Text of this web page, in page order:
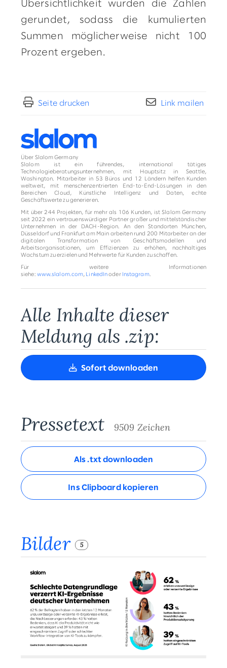
Übersichtlichkeit wurden die Zahlen
gerundet, sodass die kumulierten
Summen möglicherweise nicht 100
Prozent ergeben.
Seite drucken Link mailen
Über Slalom Germany
Slalom ist ein führendes, international tätiges
Technologieberatungsunternehmen, mit Hauptsitz in Seattle,
Washington. Mitarbeiter in 53 Büros und 12 Ländern helfen Kunden
weltweit, mit menschenzentrierten End-to-End-Lösungen in den
Bereichen Cloud, Künstliche Intelligenz und Daten, echte
Geschäftswerte zu generieren.
Mit über 244 Projekten, für mehr als 106 Kunden, ist Slalom Germany
seit 2022 ein vertrauenswürdiger Partner großer und mittelständischer
Unternehmen in der DACH-Region. An den Standorten München,
Düsseldorf und Frankfurt am Main arbeiten rund 200 Mitarbeiter an der
digitalen Transformation von Geschäftsmodellen und
Arbeitsorganisationen, um Effizienzen zu erhöhen, nachhaltiges
Wachstum zu erzielen und Mehrwerte für Kunden zu schaffen.
Für weitere Informationen
siehe: www.slalom.com , LinkedIn oder Instagram.
Alle Inhalte dieser
Meldung als .zip:
Sofort downloaden
Pressetext 9509 Zeichen
Als .txt downloaden
Ins Clipboard kopieren
Bilder 5